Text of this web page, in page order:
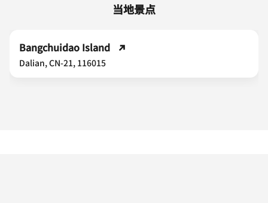
当地景点
Bangchuidao Island
Dalian, CN-21, 116015